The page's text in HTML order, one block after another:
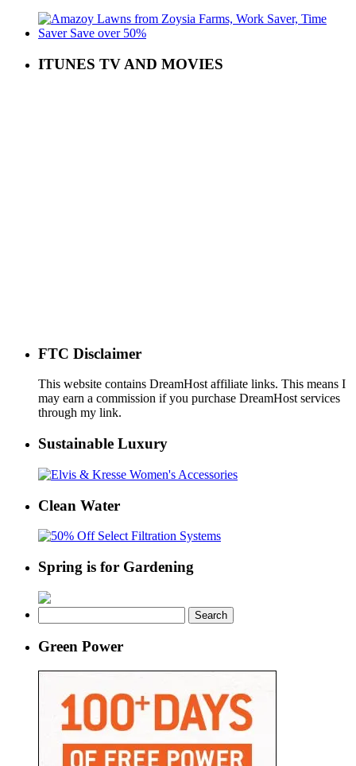
ITUNES TV AND MOVIES
FTC Disclaimer
This website contains DreamHost affiliate links. This means I
may earn a commission if you purchase DreamHost services
through my link.
Sustainable Luxury
Clean Water
Spring is for Gardening
for:
Green Power